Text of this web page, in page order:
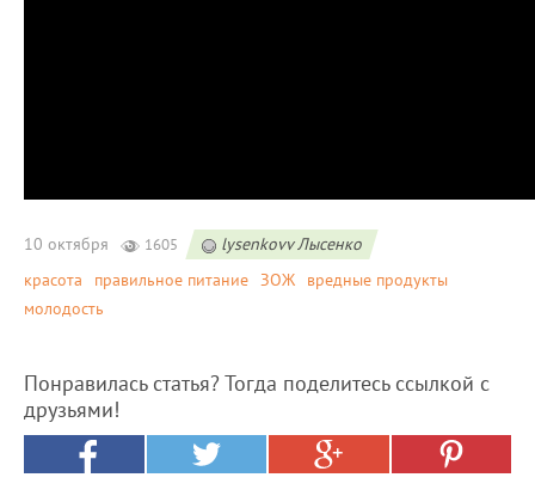
10 октября 1605
lysenkovv Лысенко
красота
правильное питание ЗОЖ
вредные продукты
молодость
Понравилась статья? Тогда поделитесь ссылкой с
друзьями!